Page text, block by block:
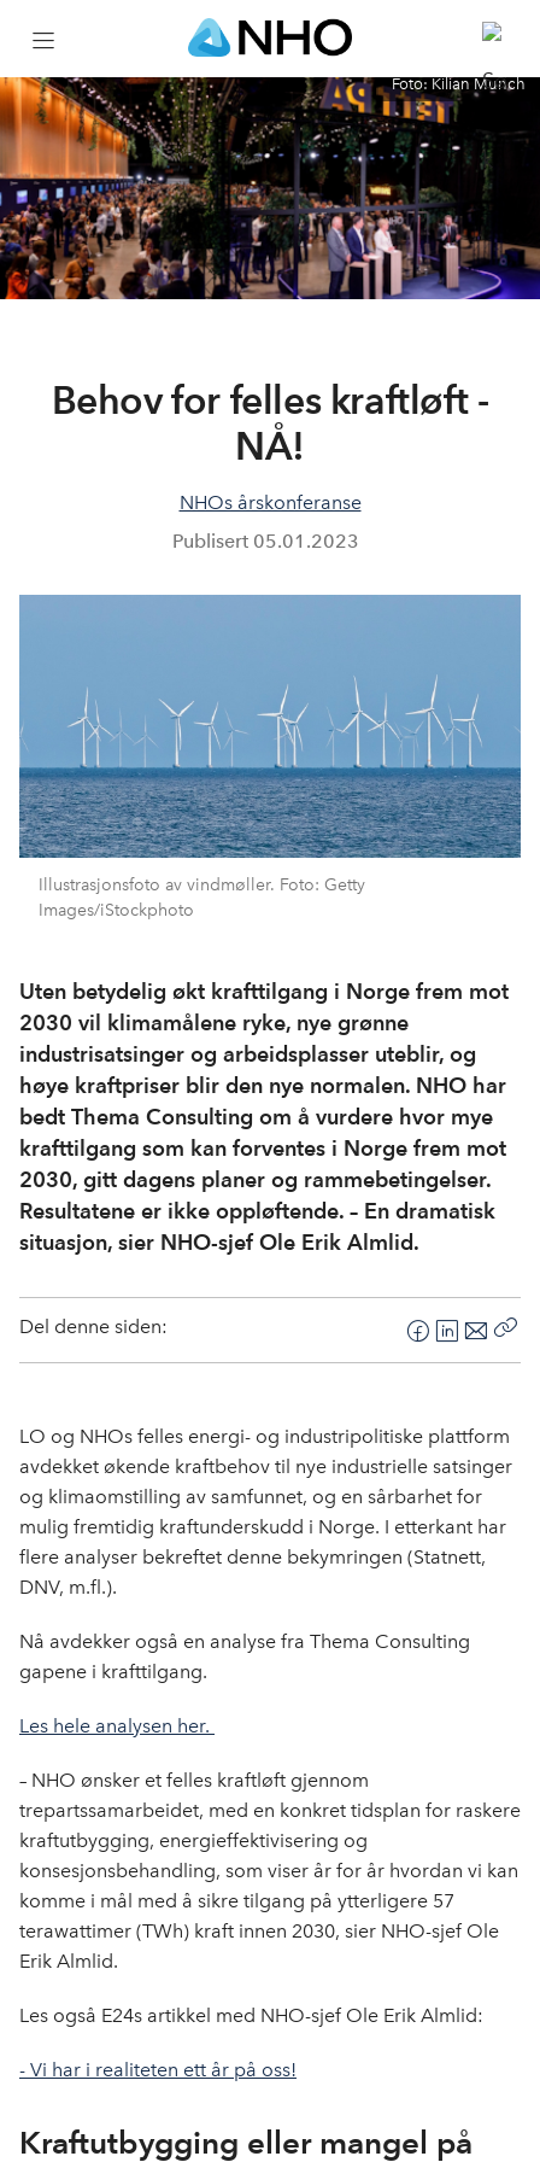
Foto: Kilian Munch
Test
Behov for felles kraftløft -
NÅ!
NHOs årskonferanse
Publisert 05.01.2023
Illustrasjonsfoto av vindmøller. Foto: Getty
Images/iStockphoto
Uten betydelig økt krafttilgang i Norge frem mot
2030 vil klimamålene ryke, nye grønne
industrisatsinger og arbeidsplasser uteblir, og
høye kraftpriser blir den nye normalen. NHO har
bedt Thema Consulting om å vurdere hvor mye
krafttilgang som kan forventes i Norge frem mot
2030, gitt dagens planer og rammebetingelser.
Resultatene er ikke oppløftende. – En dramatisk
situasjon, sier NHO-sjef Ole Erik Almlid.
Del denne siden:
F
e
b
o
k
L
k
e
I
E
o
s
t
LO og NHOs felles energi- og industripolitiske plattform
avdekket økende kraftbehov til nye industrielle satsinger
og klimaomstilling av samfunnet, og en sårbarhet for
mulig fremtidig kraftunderskudd i Norge. I etterkant har
flere analyser bekreftet denne bekymringen (Statnett,
DNV, m.fl.).
Nå avdekker også en analyse fra Thema Consulting
gapene i krafttilgang.
Les hele analysen her.
– NHO ønsker et felles kraftløft gjennom
trepartssamarbeidet, med en konkret tidsplan for raskere
kraftutbygging, energieffektivisering og
konsesjonsbehandling, som viser år for år hvordan vi kan
komme i mål med å sikre tilgang på ytterligere 57
terawattimer (TWh) kraft innen 2030, sier NHO-sjef Ole
Erik Almlid.
Les også E24s artikkel med NHO-sjef Ole Erik Almlid:
- Vi har i realiteten ett år på oss!
Kraftutbygging eller mangel på